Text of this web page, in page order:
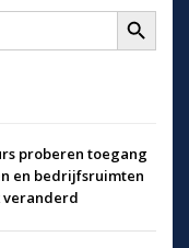
Zoekknop
proberen toegang
en bedrijfsruimten
veranderd